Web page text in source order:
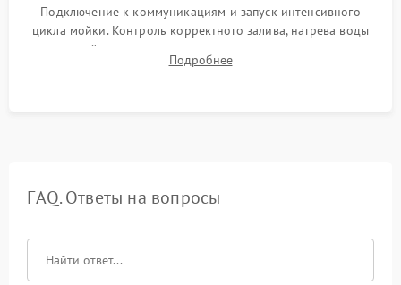
Подключение к коммуникациям и запуск интенсивного
цикла мойки. Контроль корректного залива, нагрева воды
до нужной температуры, отсутствия посторонних шумов,
штатного слива и абсолютной сухости в поддоне.
Подробнее
FAQ. Ответы на вопросы